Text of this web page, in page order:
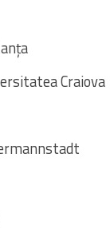
Craiova